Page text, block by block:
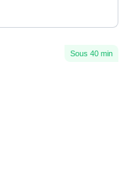
Sous 40 min